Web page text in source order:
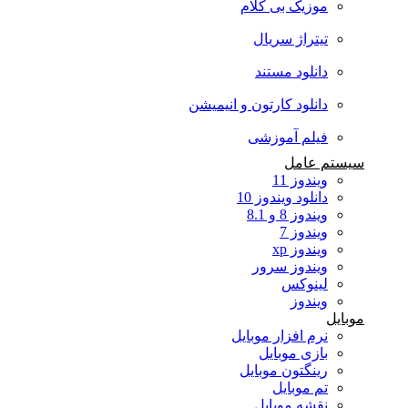
موزیک بی کلام
تیتراژ سریال
دانلود مستند
دانلود کارتون و انیمیشن
فیلم آموزشی
سیستم عامل
ویندوز 11
دانلود ویندوز 10
ویندوز 8 و 8.1
ویندوز 7
ویندوز xp
ویندوز سرور
لینوکس
ویندوز
نرم افزار موبایل
بازی موبایل
رینگتون موبایل
تم موبایل
نقشه موبایل